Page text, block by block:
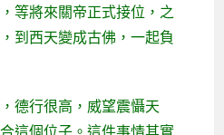
等將來關帝正式接位，之
到西天變成古佛，一起負
德行很高，威望震懾天